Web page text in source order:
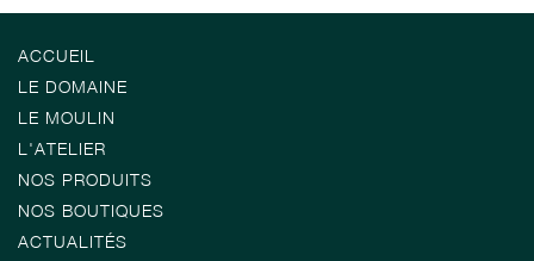
ACCUEIL
LE DOMAINE
LE MOULIN
L'ATELIER
NOS PRODUITS
NOS BOUTIQUES
ACTUALITÉS